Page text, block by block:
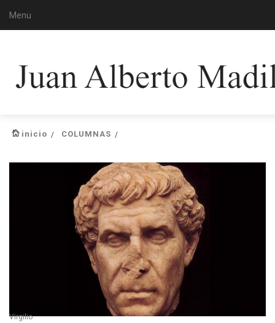
Menu
inicio COLUMNAS
Virgilio